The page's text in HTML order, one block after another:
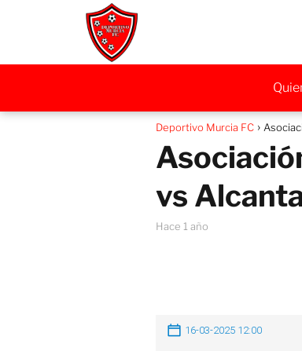
Deportivo Murcia FC
vs
hace 1 año
16-03-2025 12:00